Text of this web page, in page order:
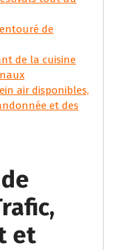
de
de la cuisine
air disponibles,
et des
et